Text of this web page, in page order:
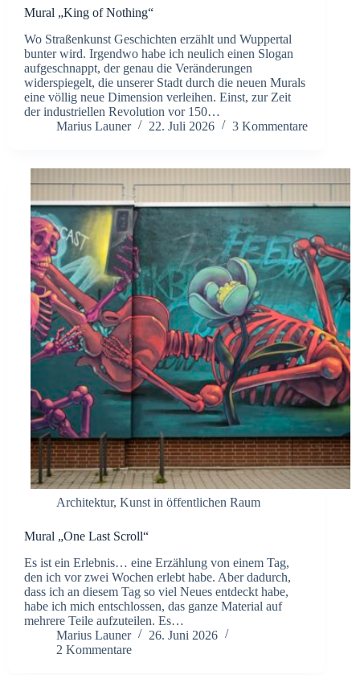
Mural „King of Nothing“
Wo Straßenkunst Geschichten erzählt und Wuppertal
bunter wird. Irgendwo habe ich neulich einen Slogan
aufgeschnappt, der genau die Veränderungen
widerspiegelt, die unserer Stadt durch die neuen Murals
eine völlig neue Dimension verleihen. Einst, zur Zeit
der industriellen Revolution vor 150…
Marius Launer
22. Juli 2026 3 Kommentare
Architektur, Kunst in öffentlichen Raum
Mural „One Last Scroll“
Es ist ein Erlebnis… eine Erzählung von einem Tag,
den ich vor zwei Wochen erlebt habe. Aber dadurch,
dass ich an diesem Tag so viel Neues entdeckt habe,
habe ich mich entschlossen, das ganze Material auf
mehrere Teile aufzuteilen. Es…
Marius Launer
26. Juni 2026
2 Kommentare